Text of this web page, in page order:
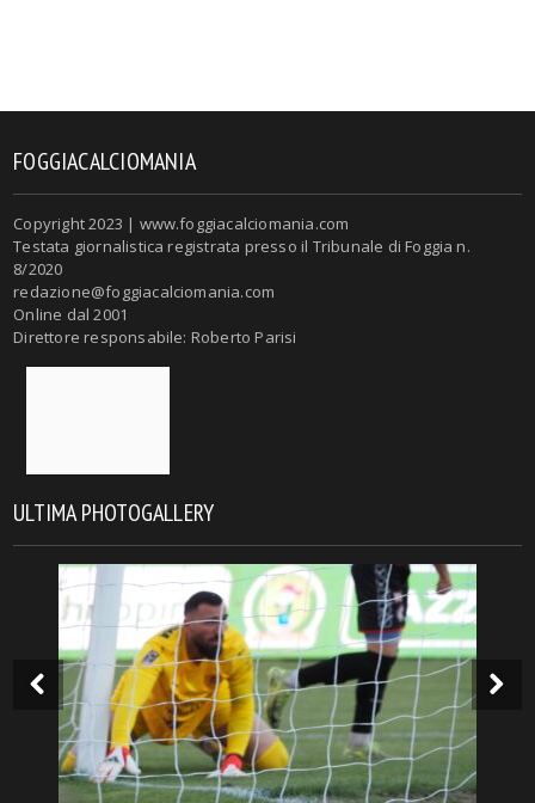
FOGGIACALCIOMANIA
Copyright 2023 | www.foggiacalciomania.com
Testata giornalistica registrata presso il Tribunale di Foggia n.
8/2020
redazione@foggiacalciomania.com
Online dal 2001
Direttore responsabile: Roberto Parisi
ULTIMA PHOTOGALLERY